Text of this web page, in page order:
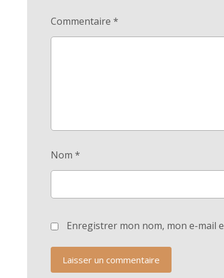
Commentaire *
Nom *
Enregistrer mon nom, mon e-mail
Laisser un commentaire